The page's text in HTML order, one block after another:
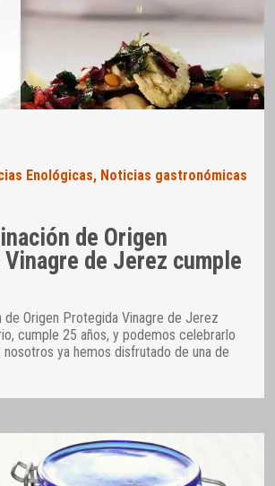
Enológicas, Noticias gastronómicas
de Origen
de Jerez cumple
de Origen Protegida Vinagre de Jerez
cumple 25 años, y podemos celebrarlo
nosotros ya hemos disfrutado de una de